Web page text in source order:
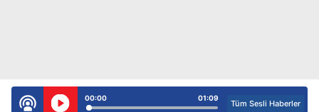
01:09
00:00
Tüm Sesli Haberler